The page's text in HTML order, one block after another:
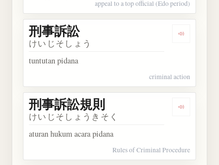
appeal to a top official (Edo period)
Dengarkan
刑事訴訟
けいじそしょう
tuntutan pidana
criminal action
Dengarkan
刑事訴訟規則
けいじそしょうきそく
aturan hukum acara pidana
Rules of Criminal Procedure